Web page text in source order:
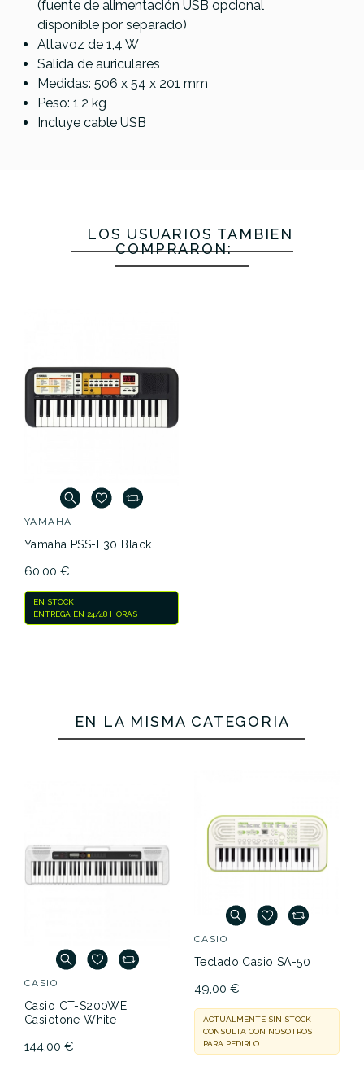
(fuente de alimentación USB opcional
disponible por separado)
Altavoz de 1,4 W
Salida de auriculares
Medidas: 506 x 54 x 201 mm
Peso: 1,2 kg
Incluye cable USB
LOS USUARIOS TAMBIÉN
COMPRARON:
YAMAHA
Yamaha PSS-F30 Black
60,00 €
EN STOCK
ENTREGA EN 24/48 HORAS
EN LA MISMA CATEGORÍA
CASIO
Casio CT-S200WE
Casiotone White
144,00 €
CASIO
Teclado Casio SA-50
49,00 €
ACTUALMENTE SIN STOCK -
CONSULTA CON NOSOTROS
PARA PEDIRLO